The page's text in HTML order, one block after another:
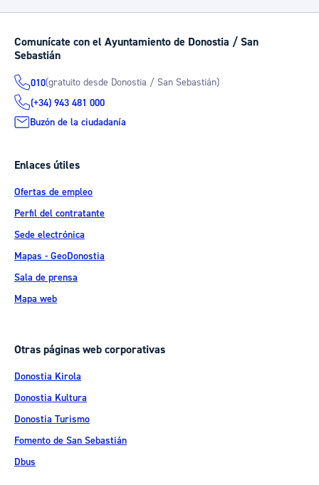
Comunícate con el Ayuntamiento de Donostia / San
Sebastián
010(gratuito desde Donostia / San Sebastián)
(+34) 943 481 000
Buzón de la ciudadanía
Enlaces útiles
Ofertas de empleo
Perfil del contratante
Sede electrónica
Mapas - GeoDonostia
Sala de prensa
Mapa web
Otras páginas web corporativas
Donostia Kirola
Donostia Kultura
Donostia Turismo
Fomento de San Sebastián
Dbus